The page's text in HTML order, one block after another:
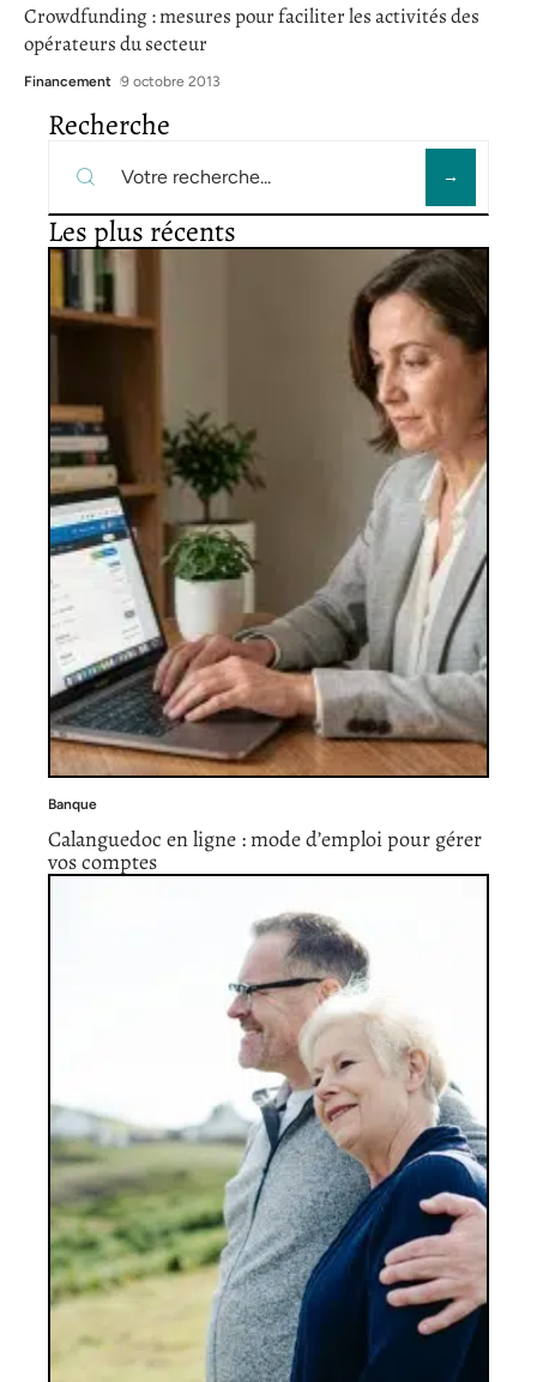
Crowdfunding : mesures pour faciliter les activités des
opérateurs du secteur
Financement 9 octobre 2013
Recherche
Les plus récents
Banque
Calanguedoc en ligne : mode d’emploi pour gérer
vos comptes